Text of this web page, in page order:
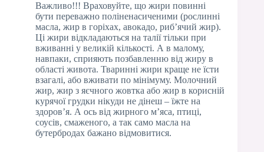
Важливо!!! Враховуйте, що жири повинні
бути переважно поліненасиченими (рослинні
масла, жир в горіхах, авокадо, риб’ячий жир).
Ці жири відкладаються на талії тільки при
вживанні у великій кількості. А в малому,
навпаки, сприяють позбавленню від жиру в
області живота. Тваринні жири краще не їсти
взагалі, або вживати по мінімуму. Молочний
жир, жир з яєчного жовтка або жир в корисній
курячої грудки нікуди не дінеш – їжте на
здоров’я. А ось від жирного м’яса, птиці,
соусів, смаженого, а так само масла на
бутербродах бажано відмовитися.